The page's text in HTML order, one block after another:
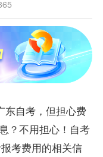
东自考，但担心费
？不用担心！自考
报考费用的相关信